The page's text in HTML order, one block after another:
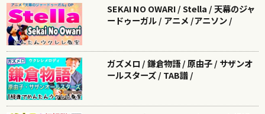
SEKAI NO OWARI / Stella / 天幕のジャ
ードゥーガル / アニメ /アニソン /
ガズメロ / 鎌倉物語 / 原由子 / サザンオ
ールスターズ / TAB譜 /